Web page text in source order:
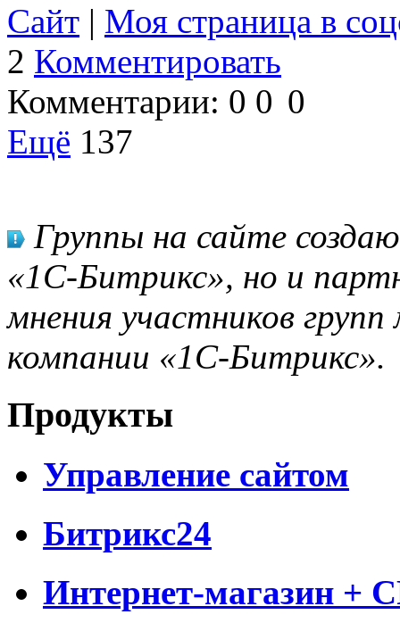
Сайт | Моя страница в
2 Комментировать
Комментарии: 0 0 0
Ещё 137
Группы на сайте
«1С-Битрикс», но и
мнения участников
компании «1С-Битрикс».
Продукты
Управление сайтом
Битрикс24
Интернет-магазин +